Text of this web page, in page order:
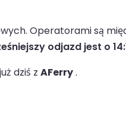
Operatorami są
odjazd jest o
dziś z AFerry.